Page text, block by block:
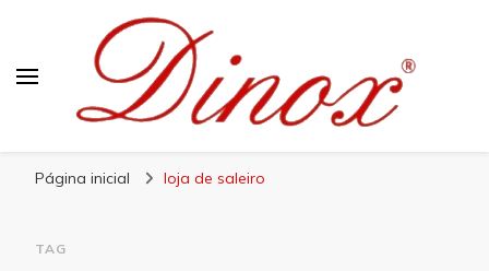
Página inicial loja de saleiro
TAG